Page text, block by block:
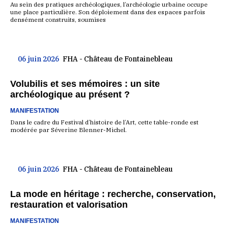
Au sein des pratiques archéologiques, l’archéologie urbaine occupe
une place particulière. Son déploiement dans des espaces parfois
densément construits, soumises
06 juin 2026 FHA - Château de Fontainebleau
Volubilis et ses mémoires : un site
archéologique au présent ?
MANIFESTATION
Dans le cadre du Festival d’histoire de l’Art, cette table-ronde est
modérée par Séverine Blenner-Michel.
06 juin 2026 FHA - Château de Fontainebleau
La mode en héritage : recherche, conservation,
restauration et valorisation
MANIFESTATION